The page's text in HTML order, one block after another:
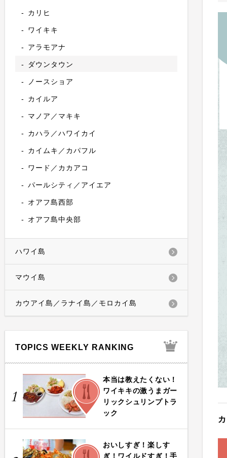
カリヒ
ワイキキ
アラモアナ
ダウンタウン
ノースショア
カイルア
マノア／マキキ
カハラ／ハワイカイ
カイムキ／カパフル
ワード／カカアコ
パールシティ／アイエア
オアフ島西部
オアフ島中央部
ハワイ島
マウイ島
カウアイ島／ラナイ島／モロカイ島
TOPICS WEEKLY RANKING
1
FOOD
本当は教えたくない！
ワイキキの激うまガー
リックシュリンプトラ
ック
FOOD
おいしすぎ！楽しす
ぎ！ワイルドすぎ！手